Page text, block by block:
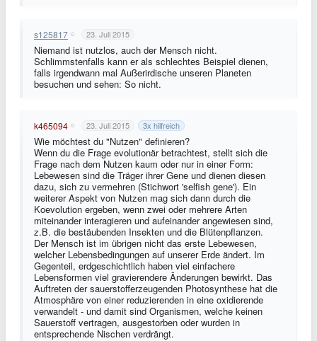
s125817 23. Juli 2015
Niemand ist nutzlos, auch der Mensch nicht.
Schlimmstenfalls kann er als schlechtes Beispiel dienen,
falls irgendwann mal Außerirdische unseren Planeten
besuchen und sehen: So nicht.
k465094 23. Juli 2015 3x hilfreich
Wie möchtest du "Nutzen" definieren?
Wenn du die Frage evolutionär betrachtest, stellt sich die
Frage nach dem Nutzen kaum oder nur in einer Form:
Lebewesen sind die Träger ihrer Gene und dienen diesen
dazu, sich zu vermehren (Stichwort 'selfish gene'). Ein
weiterer Aspekt von Nutzen mag sich dann durch die
Koevolution ergeben, wenn zwei oder mehrere Arten
miteinander interagieren und aufeinander angewiesen sind,
z.B. die bestäubenden Insekten und die Blütenpflanzen.
Der Mensch ist im übrigen nicht das erste Lebewesen,
welcher Lebensbedingungen auf unserer Erde ändert. Im
Gegenteil, erdgeschichtlich haben viel einfachere
Lebensformen viel gravierendere Änderungen bewirkt. Das
Auftreten der sauerstofferzeugenden Photosynthese hat die
Atmosphäre von einer reduzierenden in eine oxidierende
verwandelt - und damit sind Organismen, welche keinen
Sauerstoff vertragen, ausgestorben oder wurden in
entsprechende Nischen verdrängt.